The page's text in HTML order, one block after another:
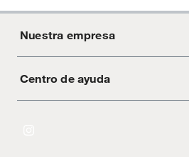
Nuestra empresa
Acerca de Crate
Centro de ayuda